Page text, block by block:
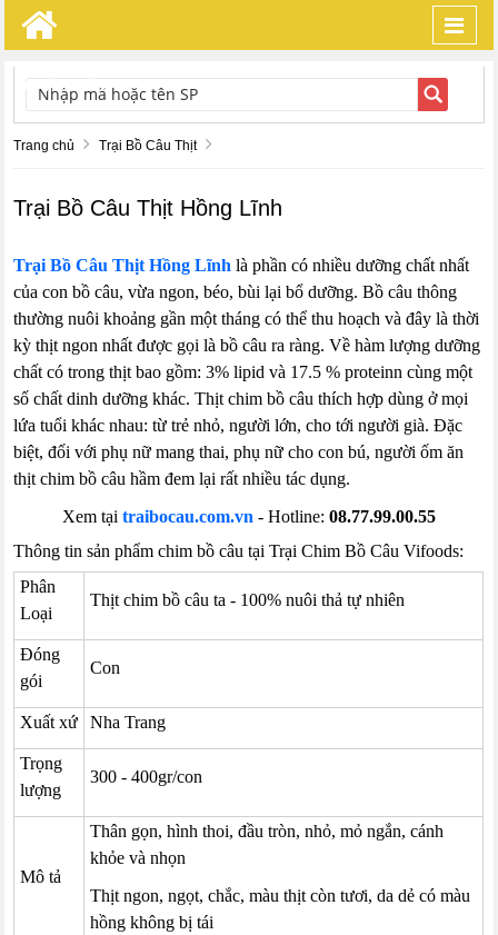
TÌM KIẾM
Trang chủ Trại Bồ Câu Thịt
Trại Bồ Câu Thịt Hồng Lĩnh
Trại Bồ Câu Thịt Hồng Lĩnh là phần có nhiều dưỡng chất nhất
của con bồ câu, vừa ngon, béo, bùi lại bổ dưỡng. Bồ câu thông
thường nuôi khoảng gần một tháng có thể thu hoạch và đây là thời
kỳ thịt ngon nhất được gọi là bồ câu ra ràng. Về hàm lượng dưỡng
chất có trong thịt bao gồm: 3% lipid và 17.5 % proteinn cùng một
số chất dinh dưỡng khác. Thịt chim bồ câu thích hợp dùng ở mọi
lứa tuổi khác nhau: từ trẻ nhỏ, người lớn, cho tới người già. Đặc
biệt, đối với phụ nữ mang thai, phụ nữ cho con bú, người ốm ăn
thịt chim bồ câu hầm đem lại rất nhiều tác dụng.
Xem tại traibocau.com.vn - Hotline: 08.77.99.00.55
Thông tin sản phẩm chim bồ câu tại Trại Chim Bồ Câu Vifoods:
Phân
Loại
Thịt chim bồ câu ta - 100% nuôi thả tự nhiên
Đóng
gói
Con
Xuất xứ Nha Trang
Trọng
lượng
300 - 400gr/con
Mô tả
Thân gọn, hình thoi, đầu tròn, nhỏ, mỏ ngắn, cánh
khỏe và nhọn
Thịt ngon, ngọt, chắc, màu thịt còn tươi, da dẻ có màu
hồng không bị tái